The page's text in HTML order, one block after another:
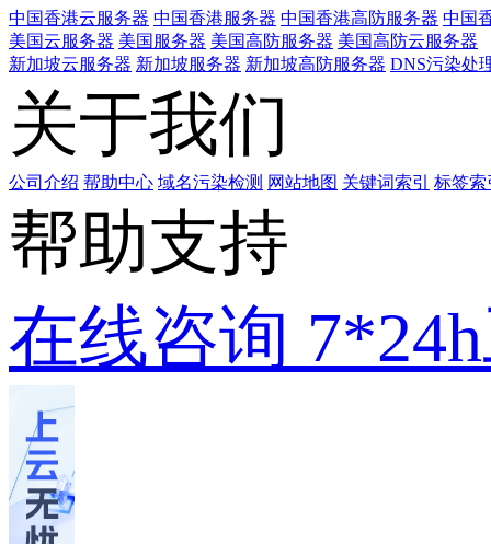
中国香港云服务器 中国香港服务器 中国香港高防服务器 中国
美国云服务器 美国服务器 美国高防服务器 美国高防云服务器
新加坡云服务器 新加坡服务器 新加坡高防服务器 DNS污染处
关于我们
公司介绍 帮助中心 域名污染检测 网站地图 关键词索引 标签索
帮助支持
在线咨询